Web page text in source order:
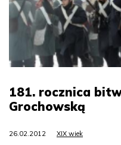
181. rocznica
Grochowską
26.02.2012 XIX wiek